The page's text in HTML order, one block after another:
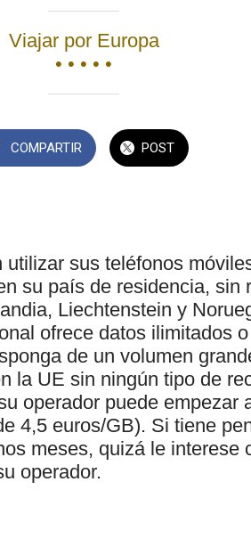
Viajar por Europa
• • • • •
COMPARTIR POST
sus teléfonos
su país de residencia, sin
Liechtenstein y
ofrece datos ilimitados
de un volumen
la UE sin ningún tipo de
operador puede empezar
4,5 euros/GB). Si tiene
meses, quizá le interese
operador.